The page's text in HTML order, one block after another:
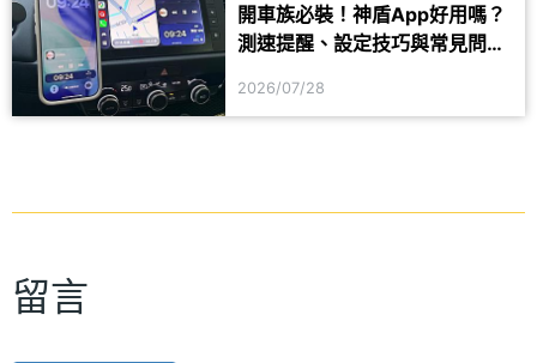
開車族必裝！神盾App好用嗎？
測速提醒、設定技巧與常見問題
2026/07/28
留言